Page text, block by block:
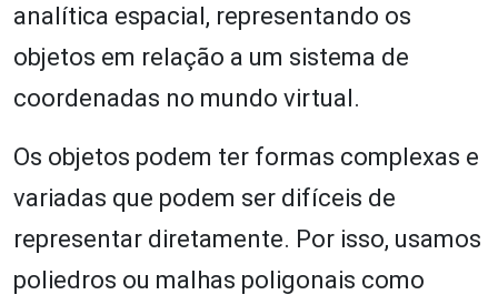
analítica espacial, representando os
objetos em relação a um sistema de
coordenadas no mundo virtual.
Os objetos podem ter formas complexas e
variadas que podem ser difíceis de
representar diretamente. Por isso, usamos
poliedros ou malhas poligonais como